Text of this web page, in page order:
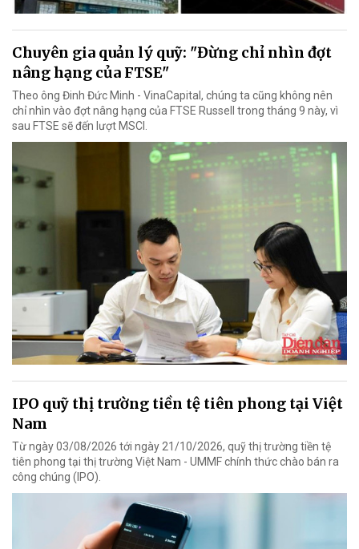
Chuyên gia quản lý quỹ: "Đừng chỉ nhìn đợt
nâng hạng của FTSE"
Theo ông Đinh Đức Minh - VinaCapital, chúng ta cũng không nên
chỉ nhìn vào đợt nâng hạng của FTSE Russell trong tháng 9 này, vì
sau FTSE sẽ đến lượt MSCI.
IPO quỹ thị trường tiền tệ tiên phong tại Việt
Nam
Từ ngày 03/08/2026 tới ngày 21/10/2026, quỹ thị trường tiền tệ
tiên phong tại thị trường Việt Nam - UMMF chính thức chào bán ra
công chúng (IPO).